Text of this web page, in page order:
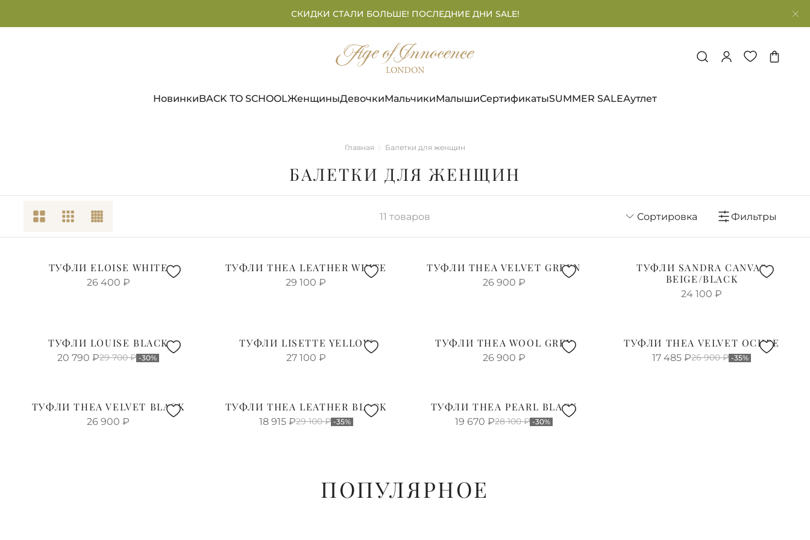
СКИДКИ СТАЛИ БОЛЬШЕ! ПОСЛЕДНИЕ ДНИ SALE!
НовинкиBACK TO SCHOOLЖенщиныДевочкиМальчикиМалышиСертификатыSUMMER SALEАутлет
Главная Балетки для женщин
БАЛЕТКИ ДЛЯ ЖЕНЩИН
11 товаров Сортировка Фильтры
ТУФЛИ ELOISE WHITE
26 400 ₽
ТУФЛИ THEA LEATHER WHITE
29 100 ₽
ТУФЛИ THEA VELVET GREEN
26 900 ₽
ТУФЛИ SANDRA CANVAS
BEIGE/BLACK
24 100 ₽
ТУФЛИ LOUISE BLACK
20 790 ₽29 700 ₽ -30%
ТУФЛИ LISETTE YELLOW
27 100 ₽
ТУФЛИ THEA WOOL GREY
26 900 ₽
ТУФЛИ THEA VELVET OCHRE
17 485 ₽26 900 ₽ -35%
ТУФЛИ THEA VELVET BLACK
26 900 ₽
ТУФЛИ THEA LEATHER BLACK
18 915 ₽29 100 ₽ -35%
ТУФЛИ THEA PEARL BLACK
19 670 ₽28 100 ₽ -30%
ПОПУЛЯРНОЕ